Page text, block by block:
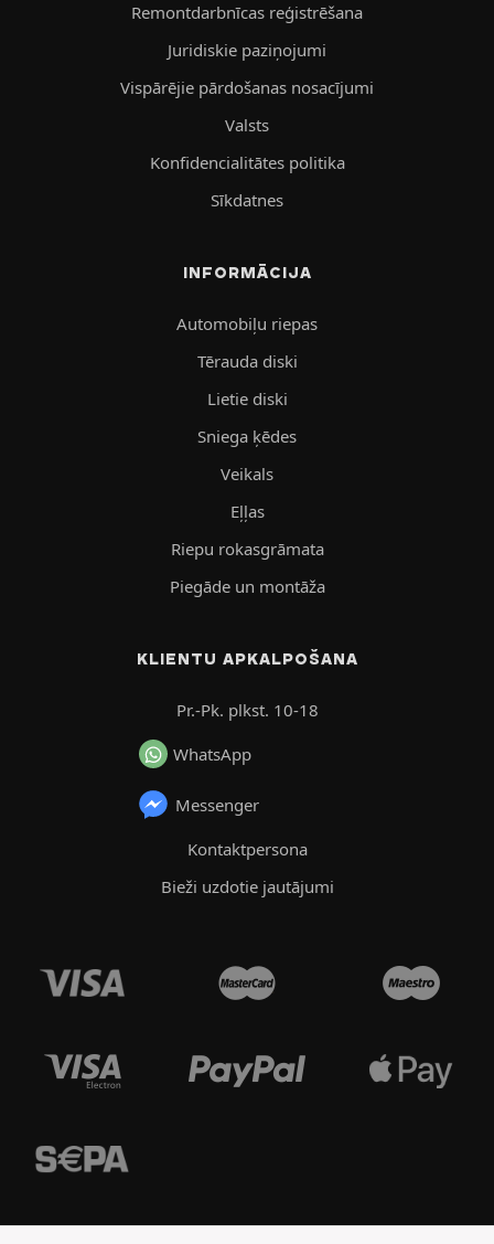
Remontdarbnīcas reģistrēšana
Juridiskie paziņojumi
Vispārējie pārdošanas nosacījumi
Valsts
Konfidencialitātes politika
Sīkdatnes
INFORMĀCIJA
Automobiļu riepas
Tērauda diski
Lietie diski
Sniega ķēdes
Veikals
Eļļas
Riepu rokasgrāmata
Piegāde un montāža
KLIENTU APKALPOŠANA
Pr.-Pk. plkst. 10-18
WhatsApp
Messenger
Kontaktpersona
Bieži uzdotie jautājumi